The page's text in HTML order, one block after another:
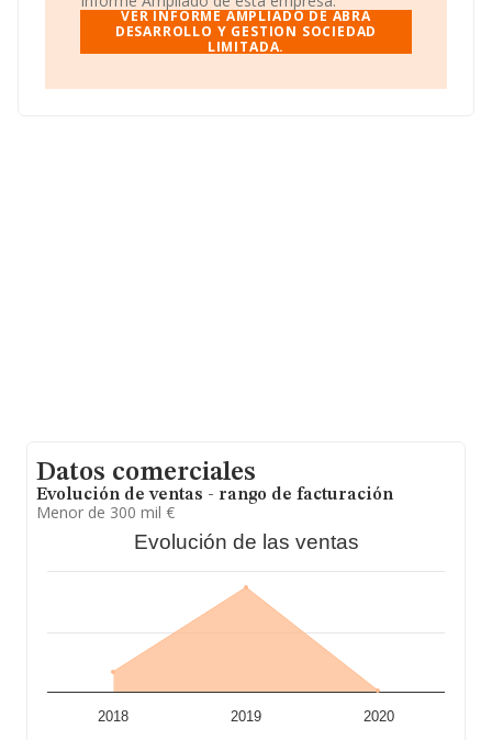
Acerca de los empleados, ha contado con una
reducción del 50% y según los datos a disposición de
debajo de la media de sector.
VER INFORME AMPLIADO DE ABRA
DESARROLLO Y GESTION SOCIEDAD
LIMITADA.
Datos comerciales
Evolución de ventas - rango de facturación
Menor de 300 mil €
Evolución de las ventas
2018 2019 2020